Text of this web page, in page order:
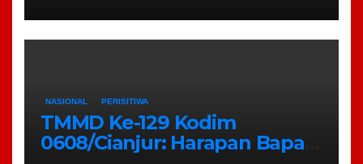
NASIONAL PERISITIWA
TMMD Ke-129 Kodim
0608/Cianjur: Harapan Bapak